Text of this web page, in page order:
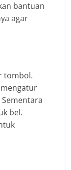
bantuan
agar
tombol.
bel.